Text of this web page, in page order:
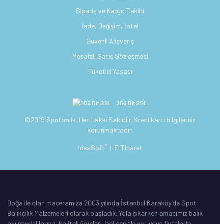
Sipariş ve Kargo Takibi
İade, Değişim, İptal
Güvenli Alışveriş
Mesafeli Satış Sözleşmesi
Tüketici Yasası
256 Bit SSL
©2019 Spotbalik. Her Hakkı Saklıdır. Kredi kartı bilgileriniz
korunmaktadır.
IdeaSoft® | E-Ticaret
Doğa ile olan maceramıza 2003 yılında İstanbul Karaköy’de Spot
Balıkçılık Malzemeleri olarak başladık. Yola çıkarken amacımız balık